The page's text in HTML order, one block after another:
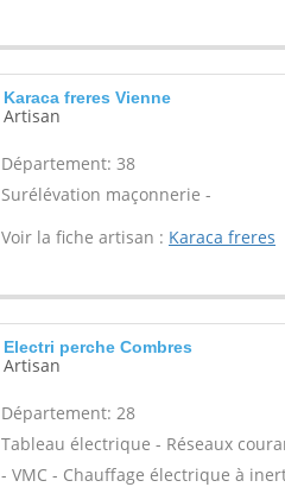
Karaca freres Vienne
Artisan
Département: 38
Surélévation maçonnerie -
Voir la fiche artisan : Karaca freres
Electri perche Combres
Artisan
Département: 28
Tableau électrique - Réseaux
- VMC - Chauffage électrique à